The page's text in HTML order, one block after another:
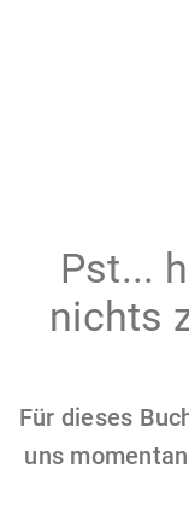
Pst...
nichts
Für dieses
uns